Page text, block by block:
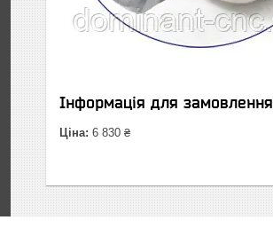
Інформація для замовлення
Ціна: 6 830 ₴